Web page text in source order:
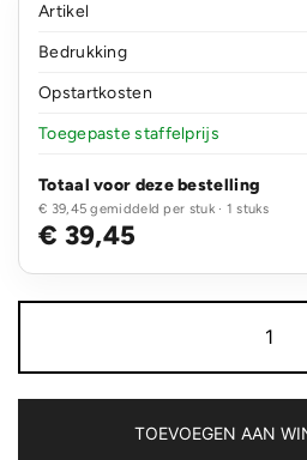
Artikel
Bedrukking
Opstartkosten
Toegepaste staffelprijs
Totaal voor deze bestelling
€ 39,45 gemiddeld per stuk · 1 stuks
€ 39,45
Peak
15W
3-
TOEVOEGEN AAN